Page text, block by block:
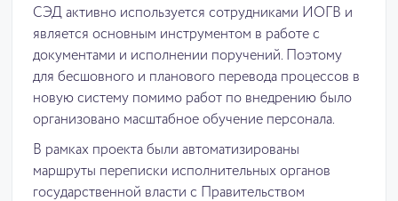
СЭД активно используется сотрудниками ИОГВ и
является основным инструментом в работе с
документами и исполнении поручений. Поэтому
для бесшовного и планового перевода процессов в
новую систему помимо работ по внедрению было
организовано масштабное обучение персонала.
В рамках проекта были автоматизированы
маршруты переписки исполнительных органов
государственной власти с Правительством